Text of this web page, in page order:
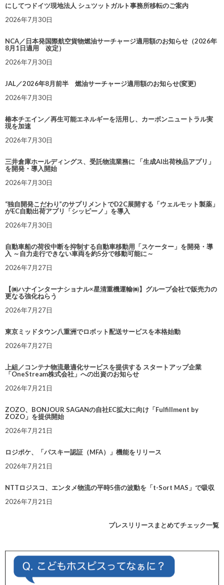
にしてつドイツ現地法人 シュツットガルト事務所移転のご案内
2026年7月30日
NCA／日本発国際航空貨物燃油サーチャージ適用額のお知らせ（2026年
8月1日適用 改定）
2026年7月30日
JAL／2026年8月前半 燃油サーチャージ適用額のお知らせ(変更)
2026年7月30日
椿本チエイン／再生可能エネルギーを活用し、カーボンニュートラル実
現を加速
2026年7月30日
三井倉庫ホールディングス、受託物流業務に 「生成AI出荷検品アプリ」
を開発・導入開始
2026年7月30日
“独自開発こだわり”のサプリメントでD2C展開する「ウェルモット製薬」
がEC自動出荷アプリ「シッピーノ」を導入
2026年7月30日
自動車船の荷役中断を抑制する自動車移動用「スケーター」を開発・導
入 ～自力走行できない車両を約5分で移動可能に～
2026年7月27日
【㈱ハナインターナショナル×星清重機運輸㈱】グループ会社で販売力の
更なる強化ねらう
2026年7月27日
東京ミッドタウン八重洲でロボット配送サービスを本格始動
2026年7月27日
上組／コンテナ物流最適化サービスを提供する スタートアップ企業
「OneStream株式会社」への出資のお知らせ
2026年7月21日
ZOZO、BONJOUR SAGANの自社EC拡大に向け「Fulfillment by
ZOZO」を提供開始
2026年7月21日
ロジポケ、「パスキー認証（MFA）」機能をリリース
2026年7月21日
NTTロジスコ、エンタメ物流の平時5倍の波動を「t-Sort MAS」で吸収
2026年7月21日
プレスリリースまとめてチェック一覧